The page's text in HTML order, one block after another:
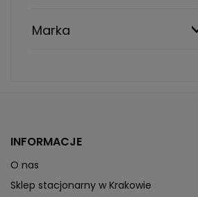
Marka
INFORMACJE
O nas
Sklep stacjonarny w Krakowie